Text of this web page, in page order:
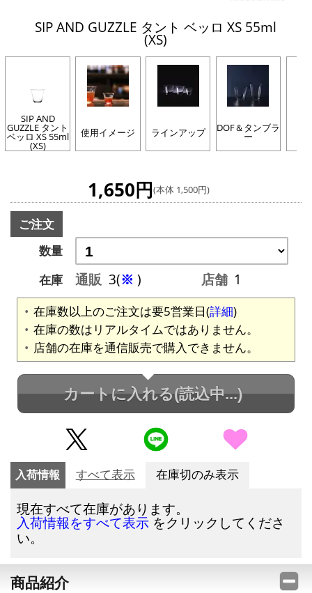
SIP AND GUZZLE タント ベッロ XS 55ml
(XS)
SIP AND
GUZZLE タント
ベッロ XS 55ml
(XS)
使用イメージ ラインアップ DOF＆タンブラ
ー
1,650円(本体 1,500円)
ご注文
数量
在庫
通販 3(※ ) 店舗 1
在庫数以上のご注文は要5営業日(詳細)
在庫の数はリアルタイムではありません。
店舗の在庫を通信販売で購入できません。
カートに入れる(読込中...)
入荷情報 すべて表示 在庫切のみ表示
現在すべて在庫があります。
入荷情報をすべて表示 をクリックしてくださ
い。
商品紹介